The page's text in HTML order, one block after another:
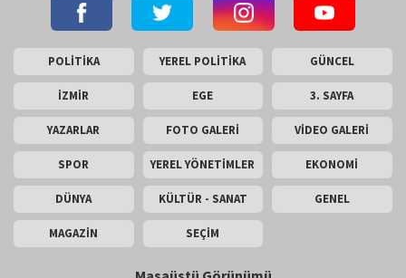
POLİTİKA YEREL POLİTİKA GÜNCEL
İZMİR EGE 3. SAYFA
YAZARLAR FOTO GALERİ VİDEO GALERİ
SPOR YEREL YÖNETİMLER EKONOMİ
DÜNYA KÜLTÜR - SANAT GENEL
MAGAZİN SEÇİM